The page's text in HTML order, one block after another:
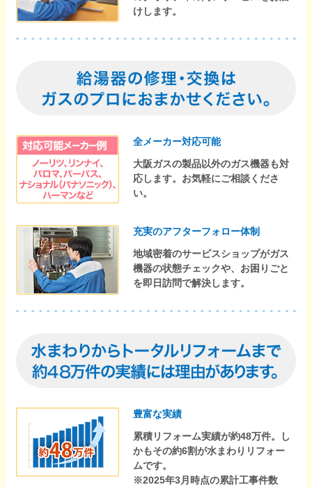
けします。
全メーカー対応可能
大阪ガスの製品以外のガス機器も対
応します。お気軽にご相談くださ
い。
充実のアフターフォロー体制
地域密着のサービスショップがガス
機器の状態チェックや、お困りごと
を即日訪問で解決します。
豊富な実績
累積リフォーム実績が約48万件。し
かもその約6割が水まわりリフォー
ムです。
※2025年3月時点の累計工事件数